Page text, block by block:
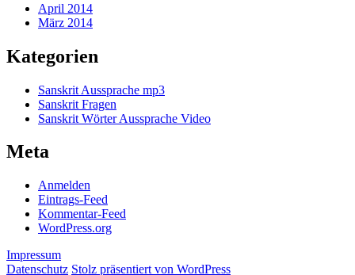
April 2014
März 2014
Kategorien
Sanskrit Aussprache mp3
Sanskrit Fragen
Sanskrit Wörter Aussprache Video
Meta
Anmelden
Eintrags-Feed
Kommentar-Feed
WordPress.org
Impressum
Datenschutz Stolz präsentiert von WordPress